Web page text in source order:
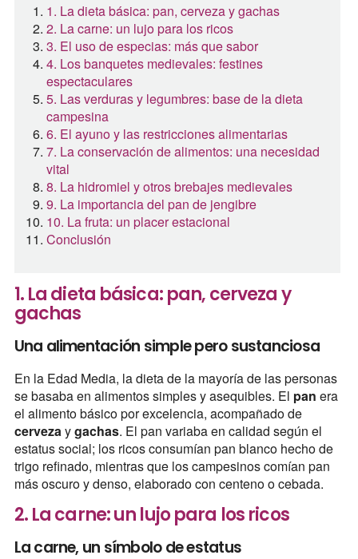
1. La dieta básica: pan, cerveza y gachas
2. La carne: un lujo para los ricos
3. El uso de especias: más que sabor
4. Los banquetes medievales: festines
espectaculares
5. Las verduras y legumbres: base de la dieta
campesina
6. El ayuno y las restricciones alimentarias
7. La conservación de alimentos: una necesidad
vital
8. La hidromiel y otros brebajes medievales
9. La importancia del pan de jengibre
10. La fruta: un placer estacional
Conclusión
1. La dieta básica: pan, cerveza y
gachas
Una alimentación simple pero sustanciosa
En la Edad Media, la dieta de la mayoría de las personas
se basaba en alimentos simples y asequibles. El pan era
el alimento básico por excelencia, acompañado de
cervezaygachas. El pan variaba en calidad según el
estatus social; los ricos consumían pan blanco hecho de
trigo refinado, mientras que los campesinos comían pan
más oscuro y denso, elaborado con centeno o cebada.
2. La carne: un lujo para los ricos
La carne, un símbolo de estatus